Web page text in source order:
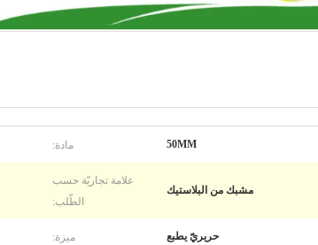
50MM مادة:
مشبك من البلاستيك
علامة تجاريّة حسب
الطّلب:
حريريّ يطبع ميزة: